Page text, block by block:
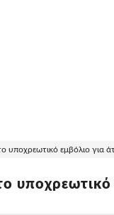
το υποχρεωτικό εμβόλιο
το